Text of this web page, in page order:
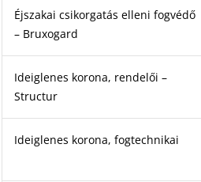
Éjszakai csikorgatás elleni fogvédő
– Bruxogard
Ideiglenes korona, rendelői –
Structur
Ideiglenes korona, fogtechnikai